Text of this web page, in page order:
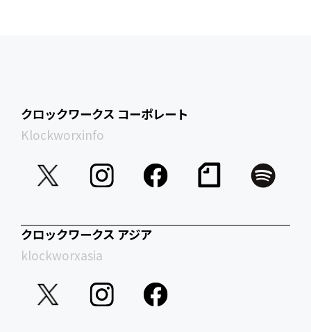
クロックワークス コーポレート
Klockworxinfo
クロックワークス アジア
klockworxasia